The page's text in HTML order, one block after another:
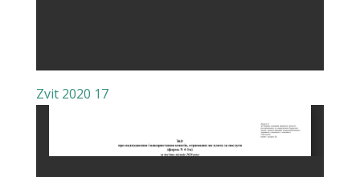
Zvit 2020 17